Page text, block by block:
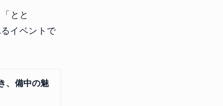
とと
イベントで
、備中の魅